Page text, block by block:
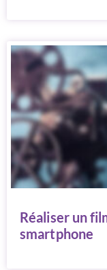
Réaliser un
smartphone